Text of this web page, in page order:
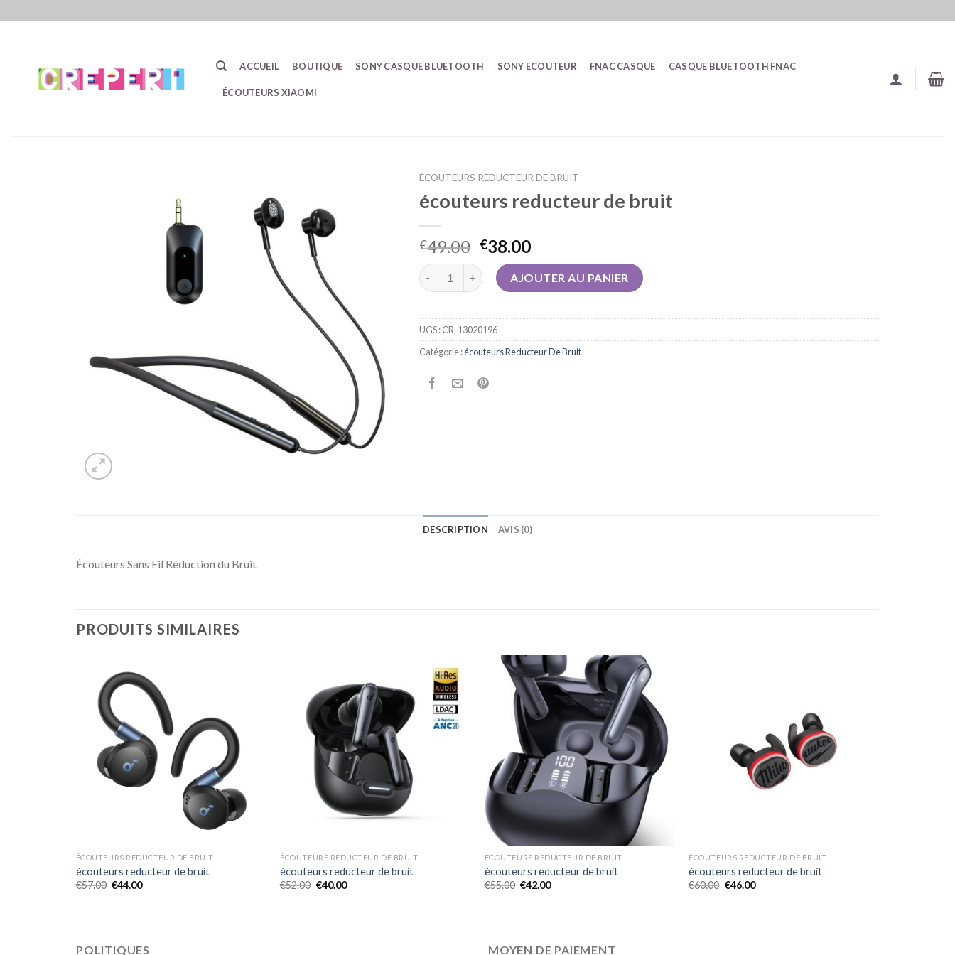
ACCUEIL BOUTIQUE SONY CASQUE BLUETOOTH SONY ECOUTEUR FNAC CASQUE CASQUE BLUETOOTH FNAC
ÉCOUTEURS XIAOMI
ÉCOUTEURS REDUCTEUR DE BRUIT
écouteurs reducteur de bruit
€49.00 €38.00
quantité de écouteurs reducteur de bruit
AJOUTER AU PANIER
UGS :CR-13020196
Catégorie :écouteurs Reducteur De Bruit
DESCRIPTION AVIS (0)
Écouteurs Sans Fil Réduction du Bruit
PRODUITS SIMILAIRES
ÉCOUTEURS REDUCTEUR DE BRUIT
écouteurs reducteur de bruit
€57.00 €44.00
ÉCOUTEURS REDUCTEUR DE BRUIT
écouteurs reducteur de bruit
€52.00 €40.00
ÉCOUTEURS REDUCTEUR DE BRUIT
écouteurs reducteur de bruit
€55.00 €42.00
ÉCOUTEURS REDUCTEUR DE BRUIT
écouteurs reducteur de bruit
€60.00 €46.00
POLITIQUES MOYEN DE PAIEMENT